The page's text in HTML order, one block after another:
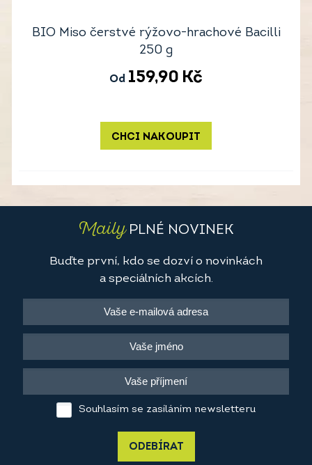
BIO Miso čerstvé rýžovo-hrachové Bacilli
250 g
Od 159,90 Kč
CHCI NAKOUPIT
MailyPLNÉ NOVINEK
Buďte první, kdo se dozví o novinkách
a speciálních akcích.
Souhlasím se zasíláním newsletteru
ODEBÍRAT